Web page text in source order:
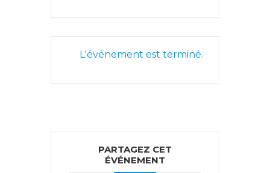
L'événement est terminé.
PARTAGEZ CET
ÉVÉNEMENT